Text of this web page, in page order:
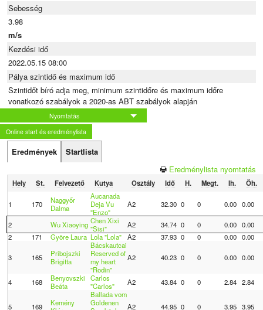
Sebesség
3.98
m/s
Kezdési idő
2022.05.15 08:00
Pálya szintidő és maximum idő
Szintidőt bíró adja meg, minimum szintidőre és maximum időre
vonatkozó szabályok a 2020-as ABT szabályok alapján
Nyomtatás
Online start és eredménylista
Eredmények
Startlista
Eredménylista nyomtatás
Hely St. Felvezető Kutya Osztály Idő H. Megt. Ih. Öh.
1 170
Naggyőr
Dalma
Aucanada
Deja Vu
"Enzo"
A2 32.30 0 0 0.00 0.00
2 Wu Xiaoying Chen Xixi
"Sisi"
A2 34.74 0 0 0.00 0.00
2
171 Györe Laura Lola "Lola" A2 37.93 0 0 0.00 0.00
3 165
Pribojszki
Brigitta
Bácskautcai
Reserved of
my heart
"Rodin"
A2 40.23 0 0 0.00 0.00
4 168
Benyovszki
Beáta
Carlos
"Carlos"
A2 43.84 0 0 2.84 2.84
5 169
Kemény
Ballada vom
Goldenen
A2 44.95 0 0 3.95 3.95